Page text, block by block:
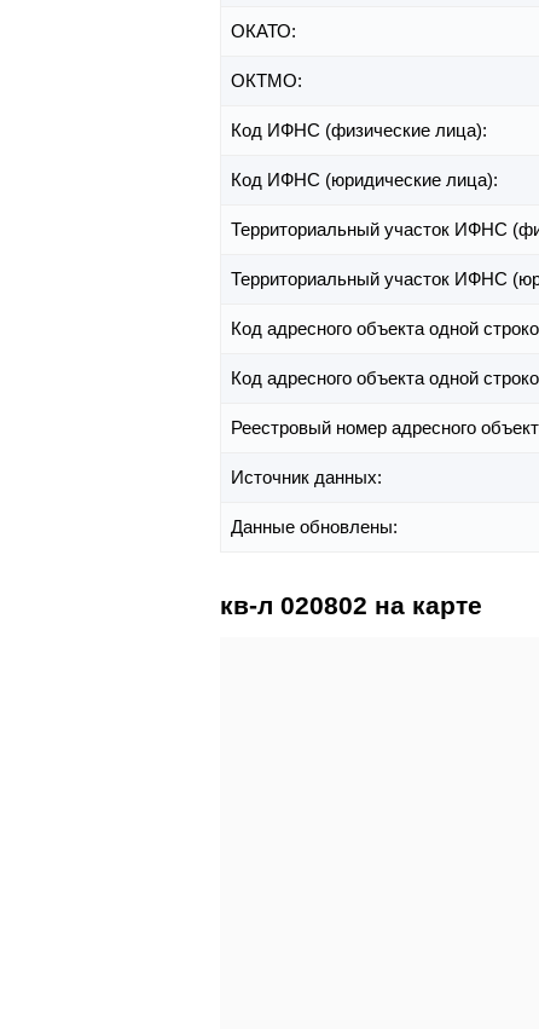
ОКАТО:
ОКТМО:
Код ИФНС (физические лица):
Код ИФНС (юридические лица):
Территориальный участок ИФНС
Территориальный участок ИФНС
Код адресного объекта одной
Код адресного объекта одной
Реестровый номер адресного
Источник данных:
Данные обновлены:
кв-л 020802 на карте